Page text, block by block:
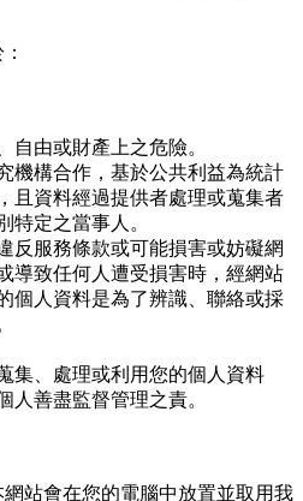
自由或財產上之危險。
機構合作，基於公共利益為統計
且資料經過提供者處理或蒐集者
特定之當事人。
反服務條款或可能損害或妨礙網
導致任何人遭受損害時，經網站
個人資料是為了辨識、聯絡或採
集、處理或利用您的個人資料
人善盡監督管理之責。
站會在您的電腦中放置並取用我